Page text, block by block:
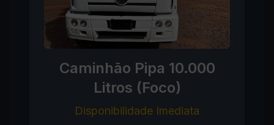
Caminhão Pipa 10.000
Litros (Foco)
Disponibilidade Imediata